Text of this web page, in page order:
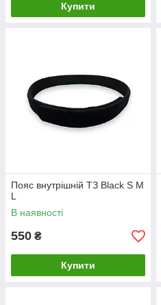
Купити
Пояс внутрішній ТЗ Black S M
L
В наявності
550 ₴
Купити